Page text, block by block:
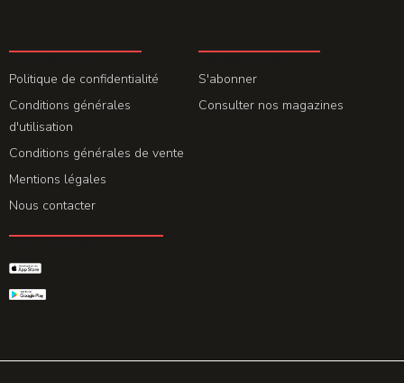
Politique de confidentialité
Conditions générales
d'utilisation
Conditions générales de vente
Mentions légales
Nous contacter
S'abonner
Consulter nos magazines